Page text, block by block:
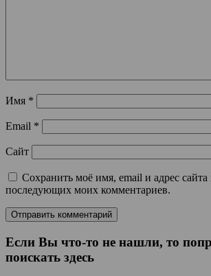
Имя *
Email *
Сайт
Сохранить моё имя, email и адрес сайта
последующих моих комментариев.
Если Вы что-то не нашли, то
поискать здесь